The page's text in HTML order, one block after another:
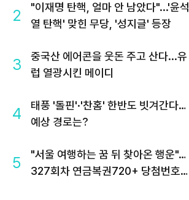
2
"이재명 탄핵, 얼마 안 남았다"...'윤석
열 탄핵' 맞힌 무당, '성지글' 등장
3
중국산 에어콘을 웃돈 주고 산다...유
럽 열광시킨 메이디
4
태풍 '돌핀'·'찬홈' 한반도 빗겨간다…
예상 경로는?
5
"서울 여행하는 꿈 뒤 찾아온 행운"…
327회차 연금복권720+ 당첨번호조